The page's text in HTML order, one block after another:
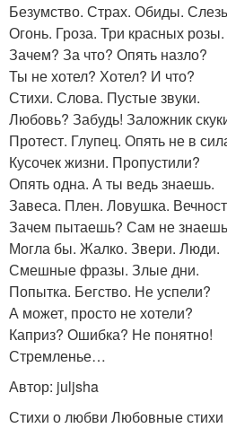
Безумство. Страх. Обиды.
Огонь. Гроза. Три красных розы.
Зачем? За что? Опять назло?
Ты не хотел? Хотел? И что?
Стихи. Слова. Пустые звуки.
Любовь? Забудь! Заложник
Протест. Глупец. Опять не в
Кусочек жизни. Пропустили?
Опять одна. А ты ведь знаешь.
Завеса. Плен. Ловушка.
Зачем пытаешь? Сам не
Могла бы. Жалко. Звери. Люди.
Смешные фразы. Злые дни.
Попытка. Бегство. Не успели?
А может, просто не хотели?
Каприз? Ошибка? Не понятно!
Стремленье…
Автор: juljsha
Стихи о любви Любовные